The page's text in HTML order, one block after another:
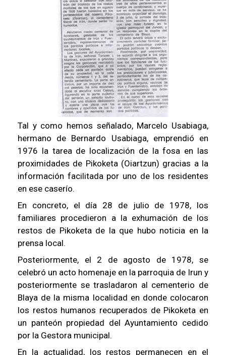
Tal y como hemos señalado, Marcelo Usabiaga,
hermano de Bernardo Usabiaga, emprendió en
1976 la tarea de localización de la fosa en las
proximidades de Pikoketa (Oiartzun) gracias a la
información facilitada por uno de los residentes
en ese caserío.
En concreto, el día 28 de julio de 1978, los
familiares procedieron a la exhumación de los
restos de Pikoketa de la que hubo noticia en la
prensa local.
Posteriormente, el 2 de agosto de 1978, se
celebró un acto homenaje en la parroquia de Irun y
posteriormente se trasladaron al cementerio de
Blaya de la misma localidad en donde colocaron
los restos humanos recuperados de Pikoketa en
un panteón propiedad del Ayuntamiento cedido
por la Gestora municipal.
En la actualidad, los restos permanecen en el